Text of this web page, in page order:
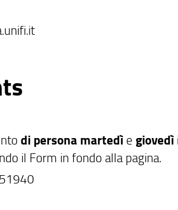
di persona martedì e giovedì
il Form in fondo alla pagina.